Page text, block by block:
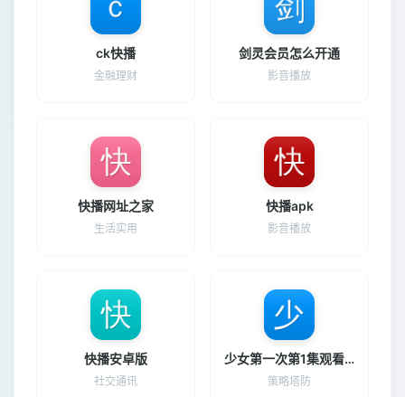
ck快播
金融理财
剑灵会员怎么开通
影音播放
快播网址之家
生活实用
快播apk
影音播放
快播安卓版
社交通讯
少女第一次第1集观看完整版
策略塔防